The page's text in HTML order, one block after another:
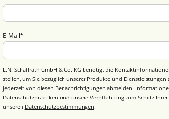
E-Mail*
L.N. Schaffrath GmbH & Co. KG benötigt die
stellen, um Sie bezüglich unserer Produkte und Dienstleistungen
jederzeit von diesen Benachrichtigungen abmelden.
Datenschutzpraktiken und unsere Verpflichtung zum Schutz
unseren Datenschutzbestimmungen.